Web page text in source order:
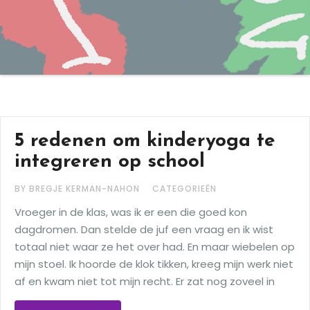
5 redenen om kinderyoga te
integreren op school
BY BREGJE KERMAN-NAHON CATEGORIEËN
Vroeger in de klas, was ik er een die goed kon
dagdromen. Dan stelde de juf een vraag en ik wist
totaal niet waar ze het over had. En maar wiebelen op
mijn stoel. Ik hoorde de klok tikken, kreeg mijn werk niet
af en kwam niet tot mijn recht. Er zat nog zoveel in